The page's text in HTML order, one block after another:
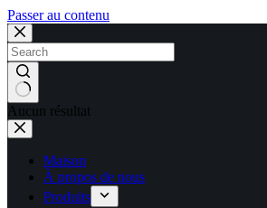
Passer au contenu
Aucun résultat
Maison
À propos de nous
Produits